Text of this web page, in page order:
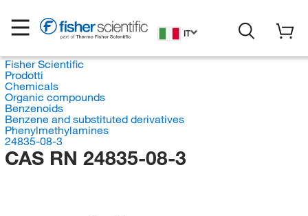
IT
Fisher Scientific
Prodotti
Chemicals
Organic compounds
Benzenoids
Benzene and substituted derivatives
Phenylmethylamines
24835-08-3
CAS RN 24835-08-3